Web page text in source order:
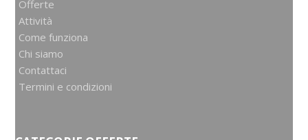
Offerte
Attività
Come funziona
Chi siamo
Contattaci
Termini e condizioni